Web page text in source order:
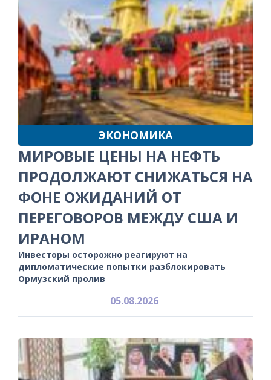
ЭКОНОМИКА
МИРОВЫЕ ЦЕНЫ НА НЕФТЬ
ПРОДОЛЖАЮТ СНИЖАТЬСЯ НА
ФОНЕ ОЖИДАНИЙ ОТ
ПЕРЕГОВОРОВ МЕЖДУ США И
ИРАНОМ
Инвесторы осторожно реагируют на
дипломатические попытки разблокировать
Ормузский пролив
05.08.2026